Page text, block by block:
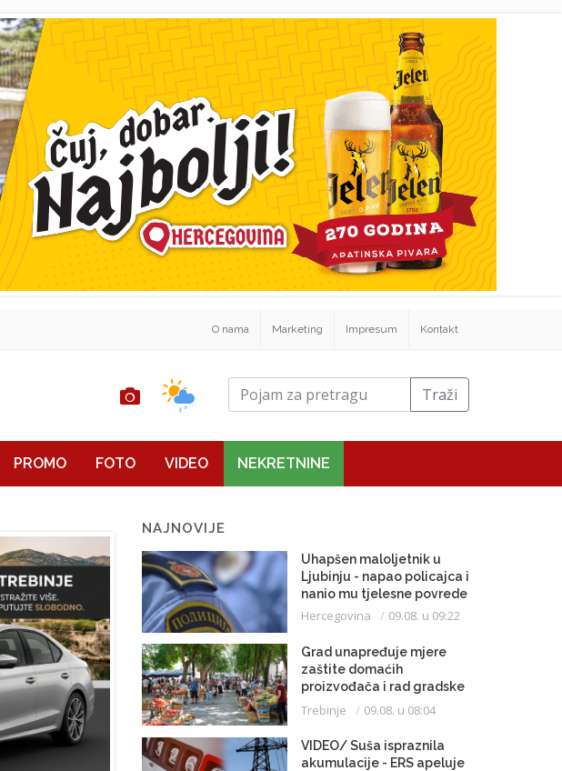
O nama Marketing Impresum Kontakt
Traži
PROMO FOTO VIDEO NEKRETNINE
NAJNOVIJE
Uhapšen maloljetnik u
Ljubinju - napao policajca i
nanio mu tjelesne povrede
Hercegovina 09.08. u 09:22
Grad unapređuje mjere
zaštite domaćih
proizvođača i rad gradske
pijace
Trebinje 09.08. u 08:04
VIDEO/ Suša ispraznila
akumulacije - ERS apeluje